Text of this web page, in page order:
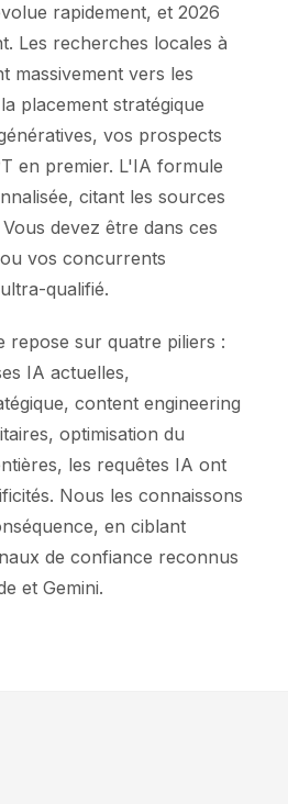
rapidement, et 2026
Les recherches locales à
massivement vers les
placement stratégique
vos prospects
en premier. L'IA formule
citant les sources
devez être dans ces
vos concurrents
qualifié.
repose sur quatre piliers :
IA actuelles,
content engineering
optimisation du
les requêtes IA ont
Nous les connaissons
en ciblant
de confiance reconnus
et Gemini.